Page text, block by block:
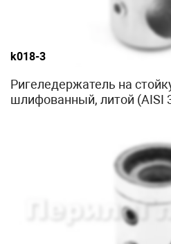
k018-3
Ригеледержатель на
шлифованный, литой (AISI